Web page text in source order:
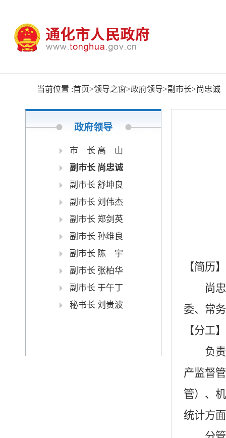
当前位置 :首页>领导之窗>政府领导>副市长>尚忠诚
政府领导
市 长 高 山
副市长 尚忠诚
副市长 舒坤良
副市长 刘伟杰
副市长 郑剑英
副市长 孙维良
副市长 陈 宇
副市长 张柏华
副市长 于午丁
秘书长 刘贵波
【简历】
尚忠诚
委、常
【分工】
负责市
产监督
管）、
统计方